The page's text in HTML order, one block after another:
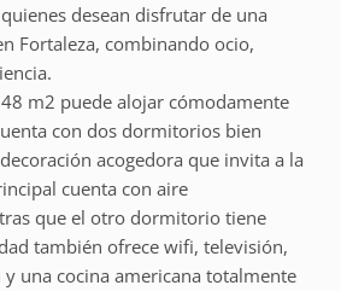
desean disfrutar de una
Fortaleza, combinando ocio,
m2 puede alojar cómodamente
con dos dormitorios bien
acogedora que invita a la
cuenta con aire
que el otro dormitorio tiene
también ofrece wifi, televisión,
una cocina americana totalmente